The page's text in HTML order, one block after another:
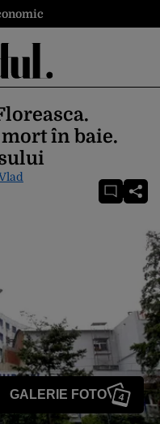
în baie.
GALERIE FOTO 4